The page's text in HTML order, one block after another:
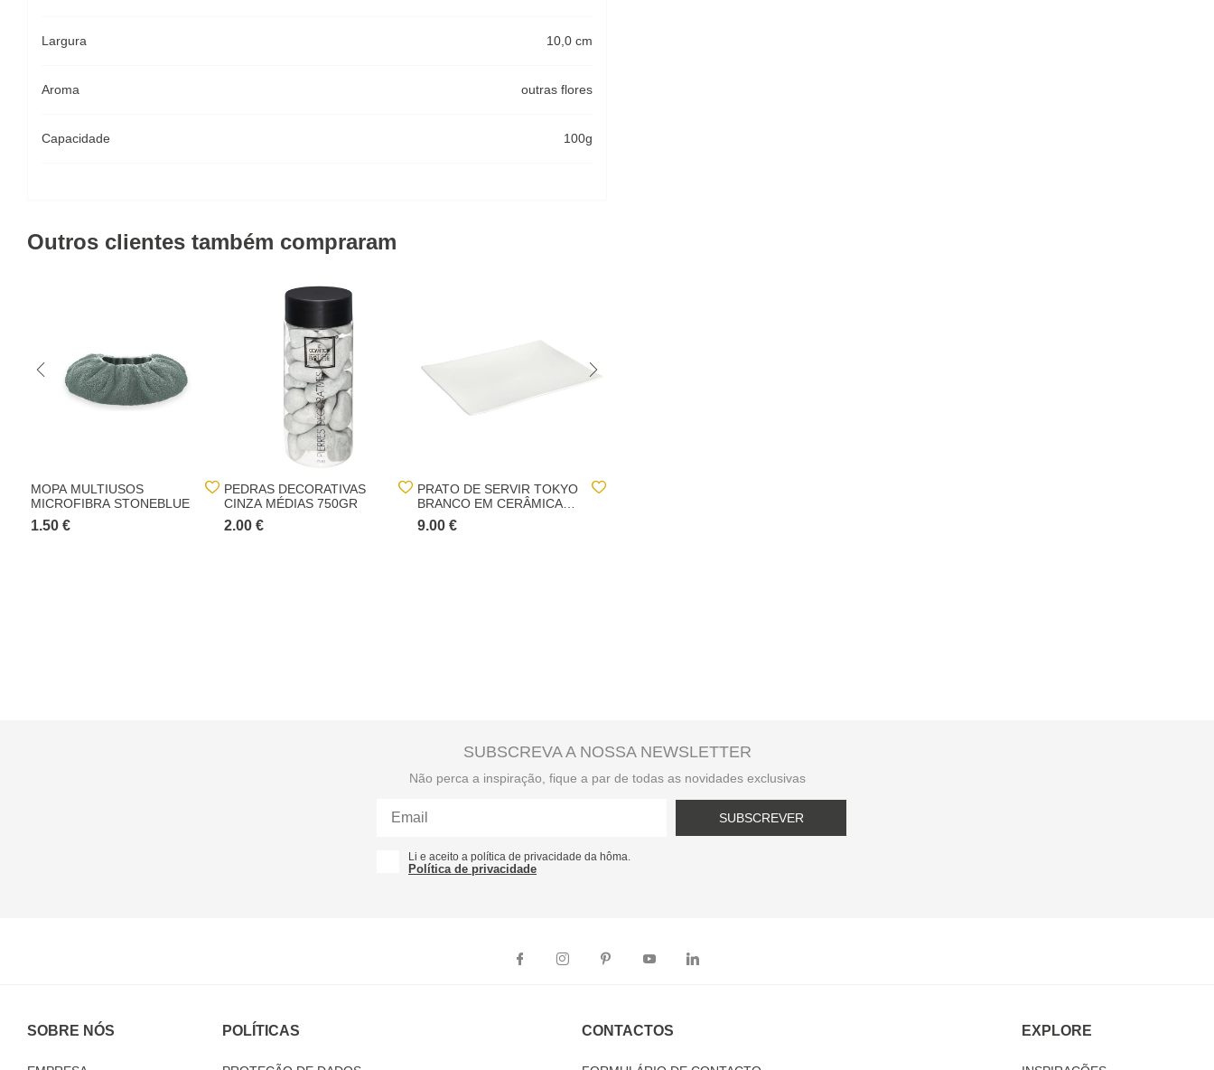
Largura 10,0 cm
Aroma outras flores
Capacidade 100g
Outros clientes também compraram
MOPA MULTIUSOS
MICROFIBRA STONEBLUE
1.50 €
PEDRAS DECORATIVAS
CINZA MÉDIAS 750GR
2.00 €
PRATO DE SERVIR TOKYO
BRANCO EM CERÂMICA
24X32CM
9.00 €
SUBSCREVA A NOSSA NEWSLETTER
Não perca a inspiração, fique a par de todas as novidades exclusivas
SUBSCREVER
Li e aceito a política de privacidade da hôma.
Política de privacidade
SOBRE NÓS POLÍTICAS CONTACTOS EXPLORE